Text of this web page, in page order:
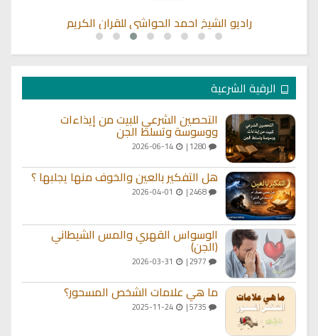
راديو الشيخ احمد الحواشي للقران الكريم
الرقية الشرعية
التحصين الشرعي للبيت من إيذاءات
ووسوسة وتسلط الجن
2026-06-14
هل التفكير بالعين والخوف منها يجلبها ؟
2468 |
الوسواس القهري والمس الشيطاني
(الجن)
ما هي علامات الشخص المسحور؟
2025-11-24